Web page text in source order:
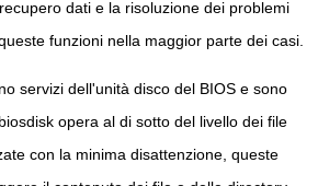
dati e la risoluzione dei problemi
funzioni nella maggior parte dei casi.
servizi dell'unità disco del BIOS e sono
opera al di sotto del livello dei file
con la minima disattenzione, queste